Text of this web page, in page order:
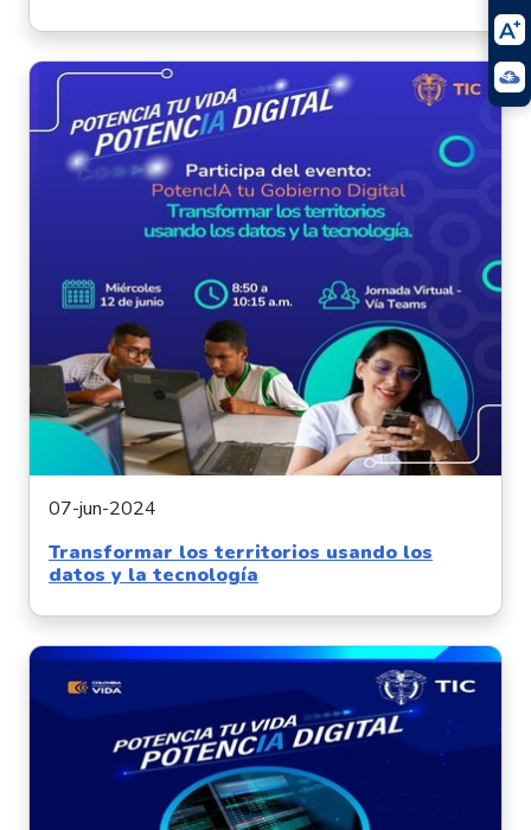
07-jun-2024
Transformar los territorios usando los
datos y la tecnología